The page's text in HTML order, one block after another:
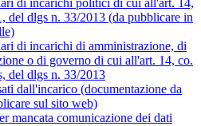
di incarichi politici di cui all'art. 14,
del dlgs n. 33/2013 (da pubblicare in
di incarichi di amministrazione, di
o di governo di cui all'art. 14, co.
del dlgs n. 33/2013
dall'incarico (documentazione da
sul sito web)
mancata comunicazione dei dati